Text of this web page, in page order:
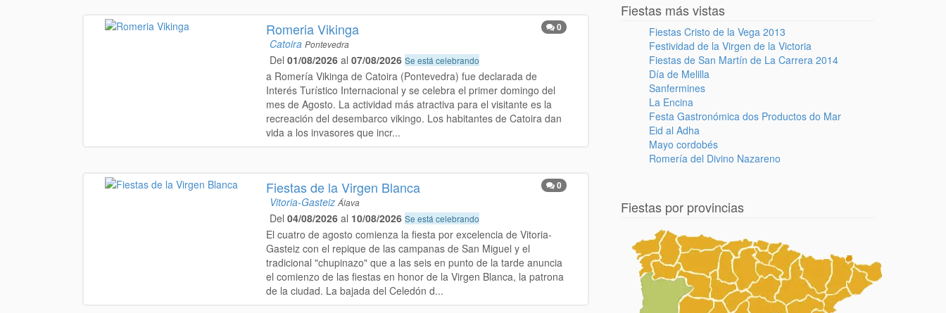
0
Romeria Vikinga
Catoira Pontevedra
Del 01/08/2026al 07/08/2026 Se está celebrando
a Romería Vikinga de Catoira (Pontevedra) fue declarada de
Interés Turístico Internacional y se celebra el primer domingo del
mes de Agosto. La actividad más atractiva para el visitante es la
recreación del desembarco vikingo. Los habitantes de Catoira dan
vida a los invasores que incr...
0
Fiestas de la Virgen Blanca
Vitoria-Gasteiz Álava
Del 04/08/2026al 10/08/2026 Se está celebrando
El cuatro de agosto comienza la fiesta por excelencia de Vitoria-
Gasteiz con el repique de las campanas de San Miguel y el
tradicional "chupinazo" que a las seis en punto de la tarde anuncia
el comienzo de las fiestas en honor de la Virgen Blanca, la patrona
de la ciudad. La bajada del Celedón d...
Fiestas más vistas
Fiestas Cristo de la Vega 2013
Festividad de la Virgen de la Victoria
Fiestas de San Martín de La Carrera 2014
Día de Melilla
Sanfermines
La Encina
Festa Gastronómica dos Productos do Mar
Eid al Adha
Mayo cordobés
Romería del Divino Nazareno
Fiestas por provincias